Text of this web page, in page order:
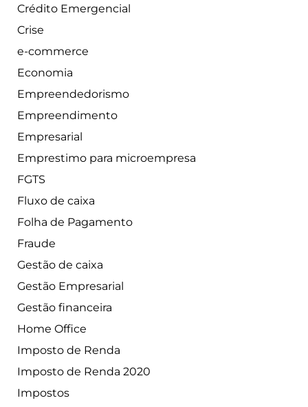
Crédito Emergencial
Crise
e-commerce
Economia
Empreendedorismo
Empreendimento
Empresarial
Emprestimo para microempresa
FGTS
Fluxo de caixa
Folha de Pagamento
Fraude
Gestão de caixa
Gestão Empresarial
Gestão financeira
Home Office
Imposto de Renda
Imposto de Renda 2020
Impostos